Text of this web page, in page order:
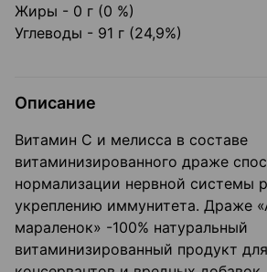
Жиры - 0 г (0 %)
Углеводы - 91 г (24,9%)
Описание
Витамин С и мелисса в составе
витаминизированного драже
нормализации нервной системы
укреплению иммунитета. Драже
мараленок» -100% натуральный
витаминизированный продукт